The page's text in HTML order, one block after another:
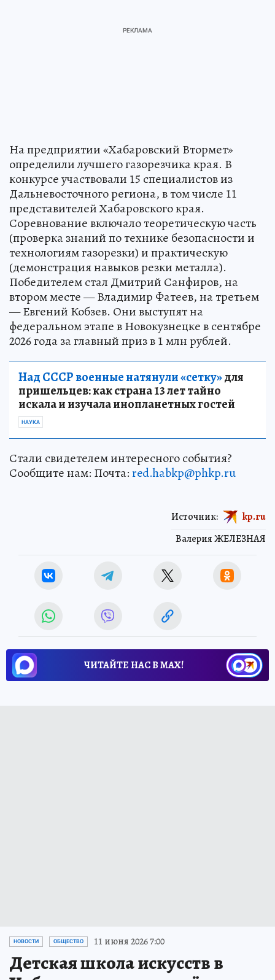
На предприятии «Хабаровский Втормет»
определили лучшего газорезчика края. В
конкурсе участвовали 15 специалистов из
Дальневосточного региона, в том числе 11
представителей Хабаровского края.
Соревнование включало теоретическую часть
(проверка знаний по технике безопасности и
технологиям газорезки) и практическую
(демонстрация навыков резки металла).
Победителем стал Дмитрий Санфиров, на
втором месте — Владимир Фатеев, на третьем
— Евгений Кобзев. Они выступят на
федеральном этапе в Новокузнецке в сентябре
2026 года за главный приз в 1 млн рублей.
Над СССР военные натянули «сетку»для
пришельцев: как страна 13 лет тайно
искала и изучала инопланетных гостей
Стали свидетелем интересного события?
Источник: kp.ru
НОВОСТИ ОБЩЕСТВО 11 июня 2026 7:00